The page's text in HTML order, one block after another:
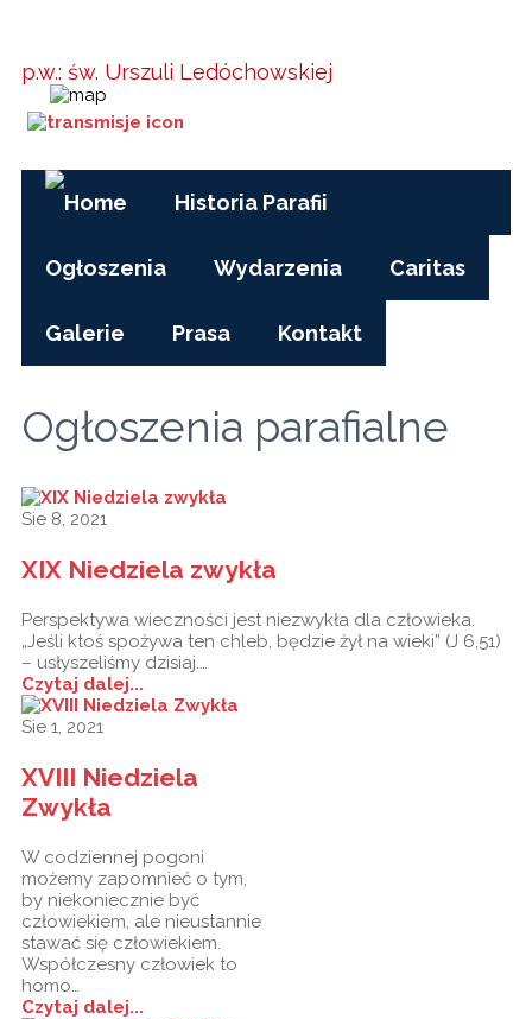
p.w.: św. Urszuli Ledóchowskiej
Historia Parafii
Ogłoszenia Wydarzenia Caritas
Galerie Prasa Kontakt
Ogłoszenia parafialne
Sie 8, 2021
XIX Niedziela zwykła
Perspektywa wieczności jest niezwykła dla człowieka.
„Jeśli ktoś spożywa ten chleb, będzie żył na wieki” (J 6,51)
– usłyszeliśmy dzisiaj.…
Czytaj dalej...
Sie 1, 2021
XVIII Niedziela
Zwykła
W codziennej pogoni
możemy zapomnieć o tym,
by niekoniecznie być
człowiekiem, ale nieustannie
stawać się człowiekiem.
Współczesny człowiek to
homo…
Czytaj dalej...